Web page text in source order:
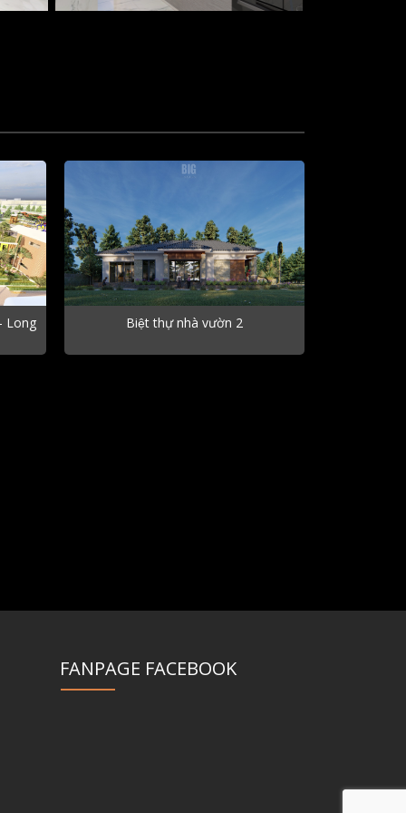
Long Biệt thự nhà vườn 2
FANPAGE FACEBOOK